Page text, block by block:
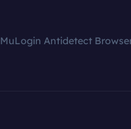
MuLogin Antidetect